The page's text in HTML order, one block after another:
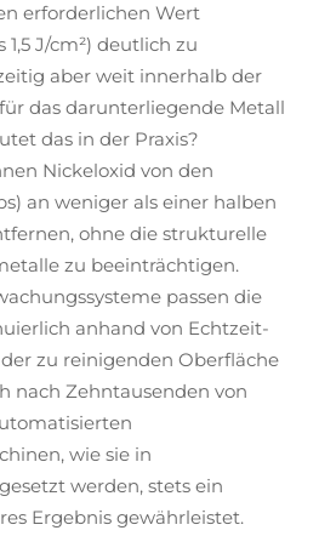
erforderlichen Wert
1,5 J/cm²) deutlich zu
aber weit innerhalb der
das darunterliegende Metall
das in der Praxis?
Nickeloxid von den
an weniger als einer halben
ohne die strukturelle
zu beeinträchtigen.
passen die
anhand von Echtzeit-
zu reinigenden Oberfläche
nach Zehntausenden von
wie sie in
werden, stets ein
Ergebnis gewährleistet.